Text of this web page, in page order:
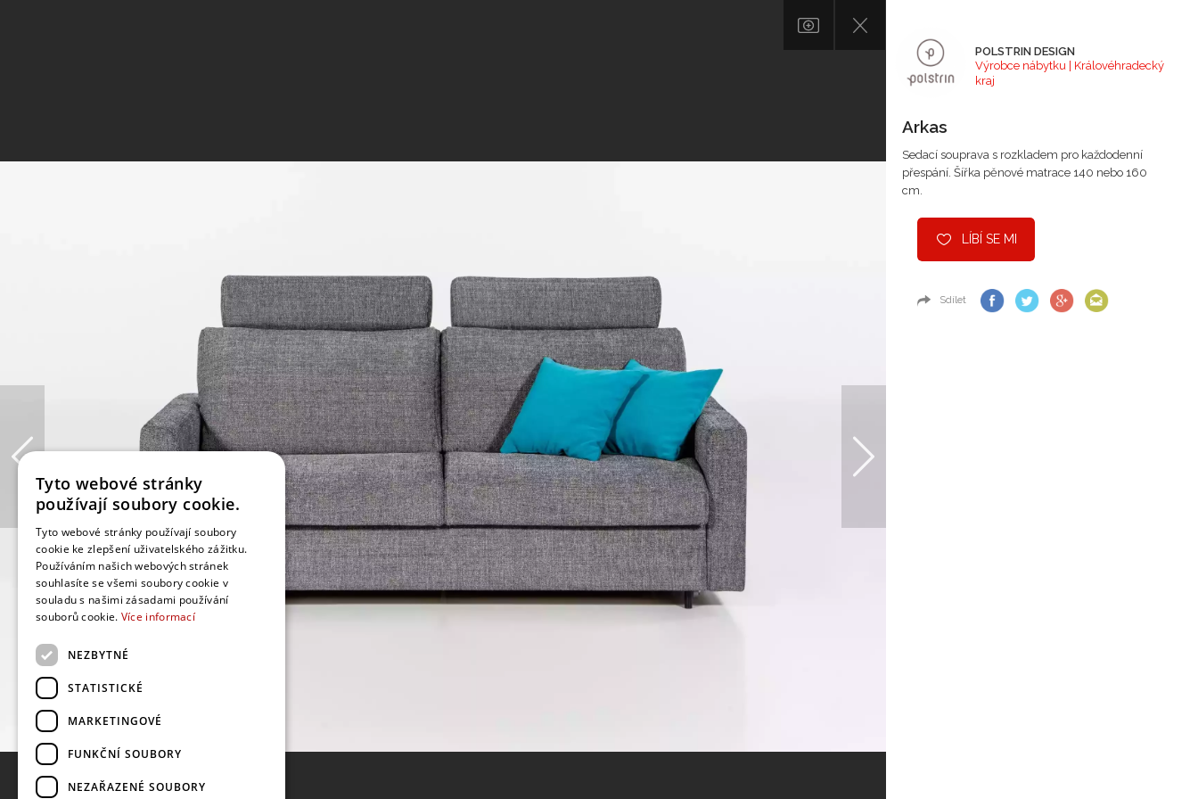
POLSTRIN DESIGN
Výrobce nábytku | Královéhradecký
kraj
Arkas
Sedací souprava s rozkladem pro každodenní
přespání. Šířka pěnové matrace 140 nebo 160
cm.
LÍBÍ SE MI
Sdílet
Tyto webové stránky
používají soubory cookie.
Tyto webové stránky používají soubory
cookie ke zlepšení uživatelského zážitku.
Používáním našich webových stránek
souhlasíte se všemi soubory cookie v
souladu s našimi zásadami používání
souborů cookie. Více informací
NEZBYTNÉ
STATISTICKÉ
MARKETINGOVÉ
FUNKČNÍ SOUBORY
NEZAŘAZENÉ SOUBORY